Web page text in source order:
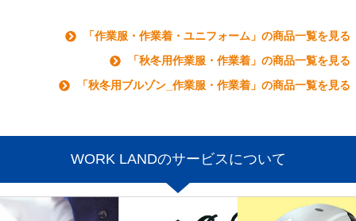
「作業服・作業着・ユニフォーム」の商品一覧を見る
「秋冬用作業服・作業着」の商品一覧を見る
「秋冬用ブルゾン_作業服・作業着」の商品一覧を見る
WORK LANDのサービスについて